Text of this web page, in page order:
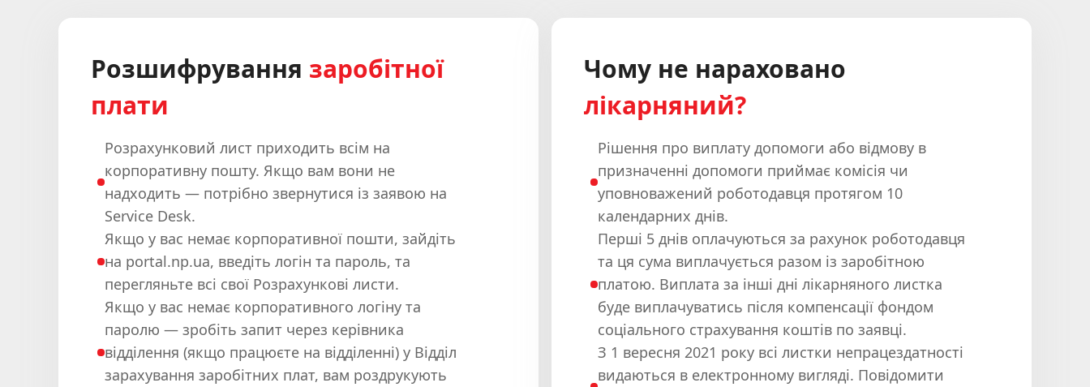
Розшифрування заробітної
плати
Розрахунковий лист приходить всім на
корпоративну пошту. Якщо вам вони не
надходить — потрібно звернутися із заявою на
Service Desk.
Якщо у вас немає корпоративної пошти, зайдіть
на portal.np.ua, введіть логін та пароль, та
перегляньте всі свої Розрахункові листи.
Якщо у вас немає корпоративного логіну та
паролю — зробіть запит через керівника
відділення (якщо працюєте на відділенні) у Відділ
зарахування заробітних плат, вам роздрукують
Чому не нараховано
лікарняний?
Рішення про виплату допомоги або відмову в
призначенні допомоги приймає комісія чи
уповноважений роботодавця протягом 10
календарних днів.
Перші 5 днів оплачуються за рахунок роботодавця
та ця сума виплачується разом із заробітною
платою. Виплата за інші дні лікарняного листка
буде виплачуватись після компенсації фондом
соціального страхування коштів по заявці.
З 1 вересня 2021 року всі листки непрацездатності
видаються в електронному вигляді. Повідомити